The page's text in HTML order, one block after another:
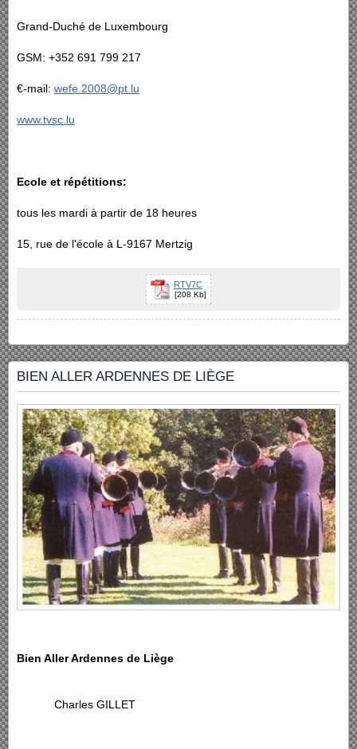
Grand-Duché de Luxembourg
GSM: +352 691 799 217
€-mail: wefe.2008@pt.lu
www.tvsc.lu
Ecole et répétitions:
tous les mardi à partir de 18 heures
15, rue de l'école à L-9167 Mertzig
RTV7C
[208 Kb]
BIEN ALLER ARDENNES DE LIÈGE
Bien Aller Ardennes de Liège
Charles GILLET